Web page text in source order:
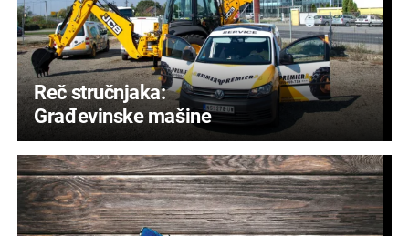
Reč stručnjaka:
Građevinske mašine